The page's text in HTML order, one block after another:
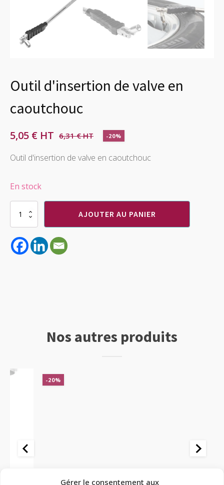
Gérer le consentement aux
Outil d'insertion de valve en
caoutchouc
6,31€
Le
prix
était :
6,31 €.
5,05 €
Le
prix
est :
5,05 €.
-20%
Outil d'insertion de valve en caoutchouc
En stock
quantité
Outil
d'insertion
de
valve
AJOUTER AU PANIER
Nos autres produits
Consommables et outillage